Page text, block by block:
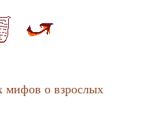
мифов о взрослых